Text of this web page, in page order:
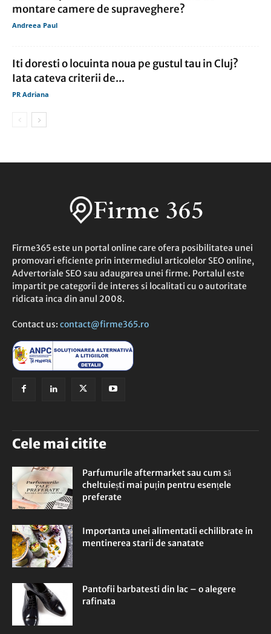
montare camere de supraveghere?
Andreea Paul
Iti doresti o locuinta noua pe gustul tau in Cluj?
Iata cateva criterii de...
PR Adriana
Firme365 este un portal online care ofera posibilitatea unei
promovari eficiente prin intermediul articolelor SEO online,
Advertoriale SEO sau adaugarea unei firme. Portalul este
impartit pe categorii de interes si localitati cu o autoritate
ridicata inca din anul 2008.
Contact us: contact@firme365.ro
Cele mai citite
Parfumurile aftermarket sau cum să
cheltuiești mai puțin pentru esențele
preferate
Importanta unei alimentatii echilibrate in
mentinerea starii de sanatate
Pantofii barbatesti din lac – o alegere
rafinata